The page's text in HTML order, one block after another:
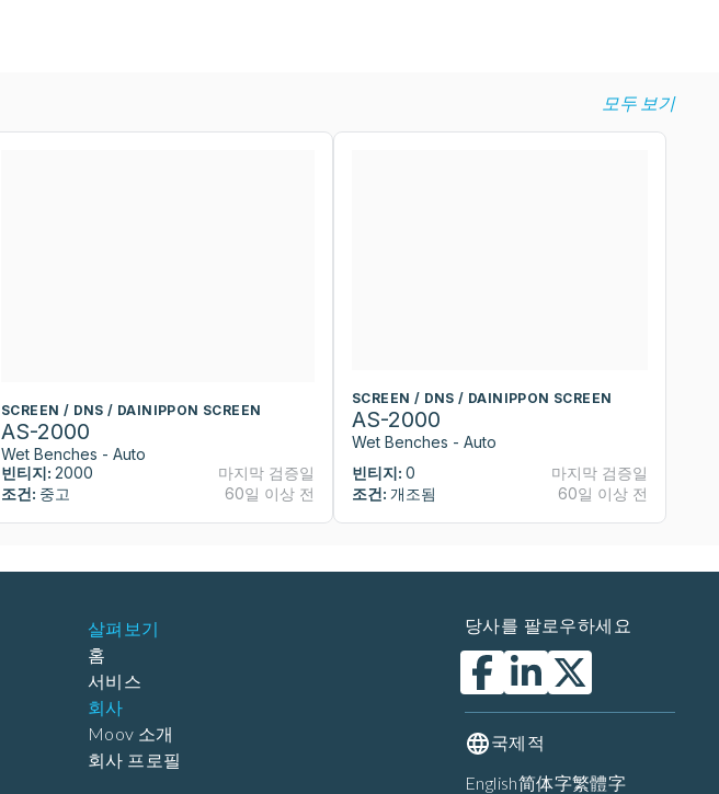
모두 보기
SCREEN / DNS / DAINIPPON SCREEN
AS-2000
Wet Benches - Auto
빈티지: 2000
조건: 중고
마지막 검증일
60일 이상 전
SCREEN / DNS / DAINIPPON SCREEN
AS-2000
Wet Benches - Auto
빈티지: 0
조건: 개조됨
마지막 검증일
60일 이상 전
살펴보기
홈
서비스
회사
Moov 소개
회사 프로필
당사를 팔로우하세요
국제적
English简体字繁體字